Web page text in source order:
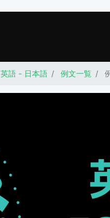
英語 - 日本語 例文一覧